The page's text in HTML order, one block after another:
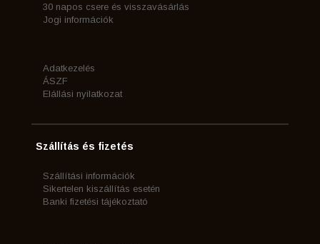
30 napos csere és visszavásárlás
Jogi információk
Adatkezelés
ÁSZF
Elállási nyilatkozat
Szállítás és fizetés
Szállítási információk
Sikertelen kiszállítás esetén
Banki fizetési tájékoztató